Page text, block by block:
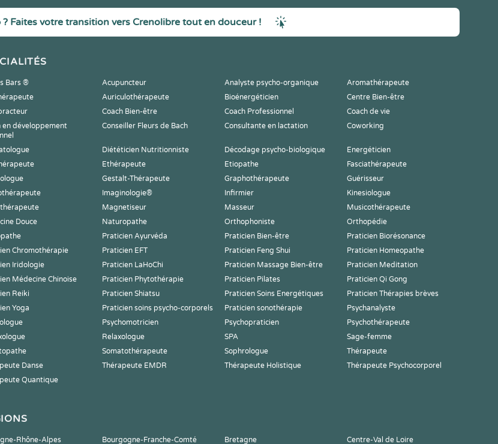
Faites votre transition vers Crenolibre tout en douceur !
Bars ® Acupuncteur Analyste psycho-organique
Aromathérapeute
Auriculothérapeute Bioénergéticien
Centre Bien-être
Coach Bien-être Coach Professionnel
Coach de vie
en développement
Conseiller Fleurs de Bach Consultante en lactation Coworking
Diététicien Nutritionniste Décodage psycho-biologique
Energéticien
Ethérapeute Etiopathe
Fasciathérapeute
Gestalt-Thérapeute Graphothérapeute
Guérisseur
Imaginologie® Infirmier
Kinesiologue
Magnetiseur Masseur
Musicothérapeute
Douce
Naturopathe Orthophoniste
Orthopédie
Praticien Ayurvéda Praticien Bien-être
Praticien Biorésonance
Chromothérapie
Praticien EFT Praticien Feng Shui
Praticien Homeopathe
Iridologie
Praticien LaHoChi Praticien Massage Bien-être
Praticien Meditation
Médecine Chinoise
Praticien Phytothérapie Praticien Pilates
Praticien Qi Gong
Reiki
Praticien Shiatsu Praticien Soins Energétiques
Praticien Thérapies brèves
Yoga
Praticien soins psycho-corporels Praticien sonothérapie
Psychanalyste
Psychomotricien Psychopraticien
Psychothérapeute
Relaxologue SPA
Sage-femme
Somatothérapeute Sophrologue
Thérapeute
Danse
Thérapeute EMDR Thérapeute Holistique
Thérapeute Psychocorporel
Quantique
Rhône-Alpes Bourgogne-Franche-Comté Bretagne
Centre-Val de Loire